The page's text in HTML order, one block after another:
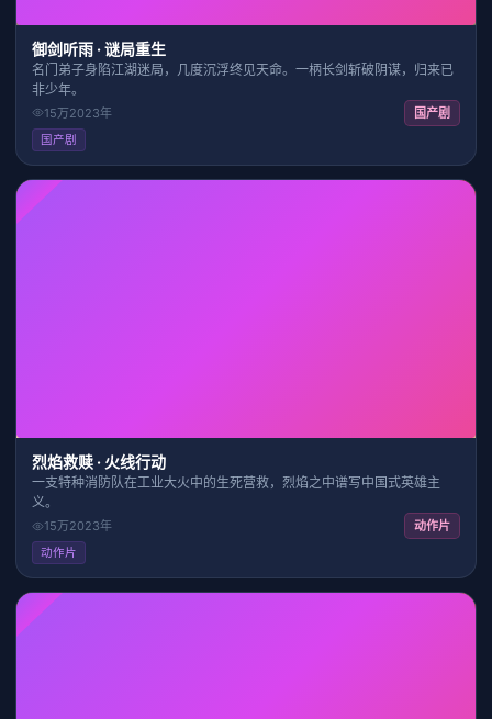
御剑听雨 · 谜局重生
名门弟子身陷江湖迷局，几度沉浮终见天命。一柄长剑斩破阴谋，归来已
非少年。
15万2023年 国产剧
国产剧
烈焰救赎 · 火线行动
一支特种消防队在工业大火中的生死营救，烈焰之中谱写中国式英雄主
义。
15万2023年 动作片
动作片